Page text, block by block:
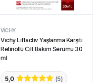
VICHY
Vichy Liftactiv Yaşlanma Karşıtı
Retinollü Cilt Bakım Serumu 30
ml
5,0 (5)